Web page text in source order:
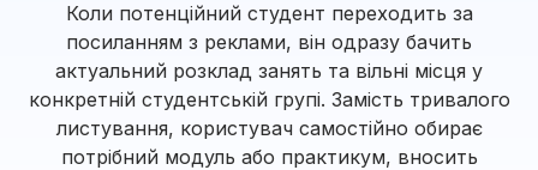
Коли потенційний студент переходить за
посиланням з реклами, він одразу бачить
актуальний розклад занять та вільні місця у
конкретній студентській групі. Замість тривалого
листування, користувач самостійно обирає
потрібний модуль або практикум, вносить